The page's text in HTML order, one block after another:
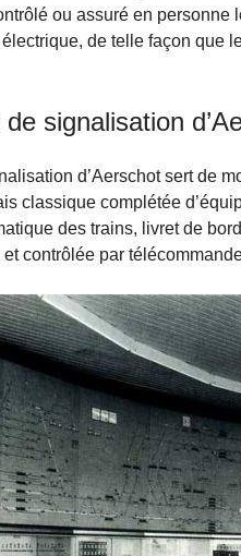
ou assuré en
électrique, de telle façon que
signalisation
d’Aerschot sert de
classique complétée
des trains, livret de
contrôlée par